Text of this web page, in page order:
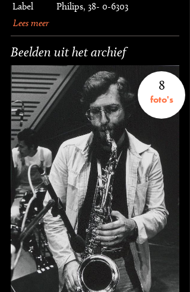
Label
Philips, 38- 0-6303
Lees meer
Beelden uit het archief
8
foto's